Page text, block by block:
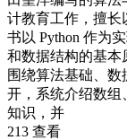
计教育工作，擅长
书以 Python 作为
和数据结构的基本
围绕算法基础、
开，系统介绍数组
知识，并
213 查看